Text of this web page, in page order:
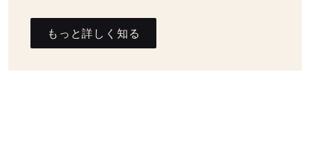
もっと詳しく知る